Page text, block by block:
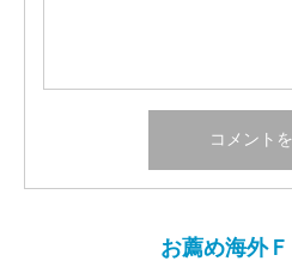
お薦め海外Ｆ